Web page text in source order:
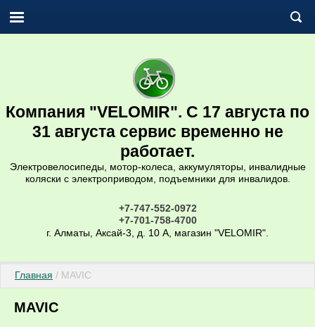
Компания "VELOMIR". С 17 августа по
31 августа сервис временно не
работает.
Электровелосипеды, мотор-колеса, аккумуляторы, инвалидные
коляски с электроприводом, подъемники для инвалидов.
+7-747-552-0972
+7-701-758-4700
г. Алматы, Аксай-3, д. 10 А, магазин "VELOMIR".
Главная / MAVIC
MAVIC